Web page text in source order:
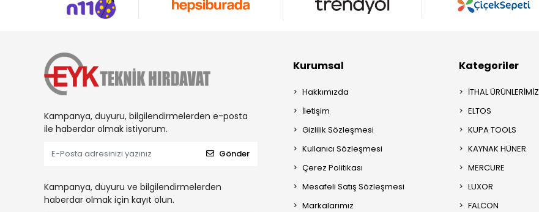
Kampanya, duyuru, bilgilendirmelerden e-posta
ile haberdar olmak istiyorum.
Gönder
Kampanya, duyuru ve bilgilendirmelerden
haberdar olmak için kayıt olun.
Kurumsal
Hakkımızda
İletişim
Gizlilik Sözleşmesi
Kullanıcı Sözleşmesi
Çerez Politikası
Mesafeli Satış Sözleşmesi
Markalarımız
Kategoriler
İTHAL ÜRÜNLERİMİZ
ELTOS
KUPA TOOLS
KAYNAK HÜNER
MERCURE
LUXOR
FALCON